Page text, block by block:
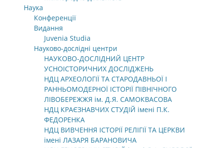
Наука
Конференції
Видання
Juvenia Studia
Науково-дослідні центри
НАУКОВО-ДОСЛІДНИЙ ЦЕНТР
УСНОІСТОРИЧНИХ ДОСЛІДЖЕНЬ
НДЦ АРХЕОЛОГІЇ ТА СТАРОДАВНЬОЇ І
РАННЬОМОДЕРНОЇ ІСТОРІЇ ПІВНІЧНОГО
ЛІВОБЕРЕЖЖЯ ім. Д.Я. САМОКВАСОВА
НДЦ КРАЄЗНАВЧИХ СТУДІЙ імені П.К.
ФЕДОРЕНКА
НДЦ ВИВЧЕННЯ ІСТОРІЇ РЕЛІГІЇ ТА ЦЕРКВИ
імені ЛАЗАРЯ БАРАНОВИЧА